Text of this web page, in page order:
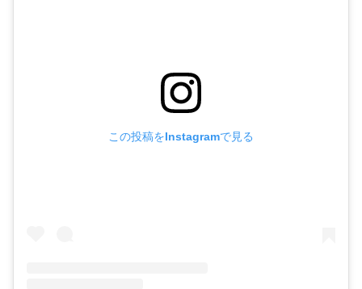
この投稿をInstagramで見る